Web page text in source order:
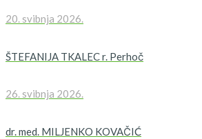
20. svibnja 2026.
ŠTEFANIJA TKALEC r. Perhoč
26. svibnja 2026.
dr. med. MILJENKO KOVAČIĆ